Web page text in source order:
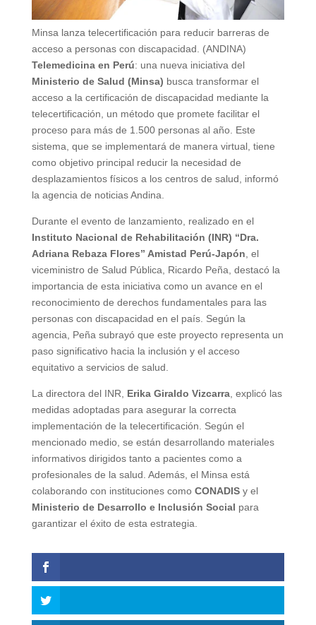
Minsa lanza telecertificación para reducir barreras de
acceso a personas con discapacidad. (ANDINA)
Telemedicina en Perú: una nueva iniciativa del
Ministerio de Salud (Minsa) busca transformar el
acceso a la certificación de discapacidad mediante la
telecertificación, un método que promete facilitar el
proceso para más de 1.500 personas al año. Este
sistema, que se implementará de manera virtual, tiene
como objetivo principal reducir la necesidad de
desplazamientos físicos a los centros de salud, informó
la agencia de noticias Andina.
Durante el evento de lanzamiento, realizado en el
Instituto Nacional de Rehabilitación (INR) “Dra.
Adriana Rebaza Flores” Amistad Perú-Japón, el
viceministro de Salud Pública, Ricardo Peña, destacó la
importancia de esta iniciativa como un avance en el
reconocimiento de derechos fundamentales para las
personas con discapacidad en el país. Según la
agencia, Peña subrayó que este proyecto representa un
paso significativo hacia la inclusión y el acceso
equitativo a servicios de salud.
La directora del INR, Erika Giraldo Vizcarra, explicó las
medidas adoptadas para asegurar la correcta
implementación de la telecertificación. Según el
mencionado medio, se están desarrollando materiales
informativos dirigidos tanto a pacientes como a
profesionales de la salud. Además, el Minsa está
colaborando con instituciones como CONADISy el
Ministerio de Desarrollo e Inclusión Social para
garantizar el éxito de esta estrategia.